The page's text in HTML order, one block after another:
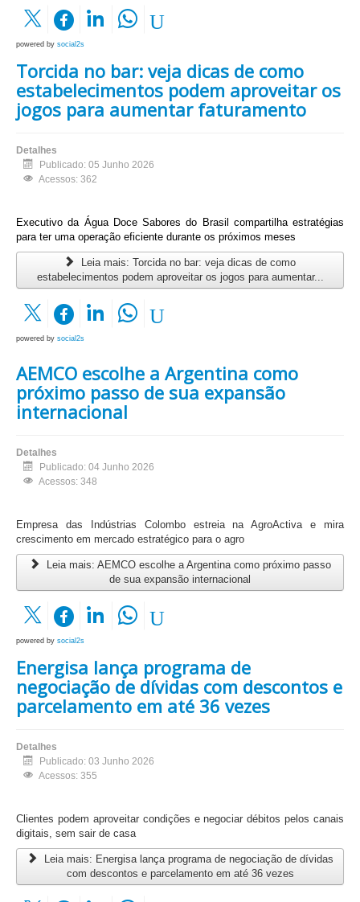
powered by social2s
Torcida no bar: veja dicas de como
estabelecimentos podem aproveitar os
jogos para aumentar faturamento
Detalhes
Publicado: 05 Junho 2026
Acessos: 362
Executivo da Água Doce Sabores do Brasil compartilha estratégias
para ter uma operação eficiente durante os próximos meses
Leia mais: Torcida no bar: veja dicas de como
estabelecimentos podem aproveitar os jogos para aumentar...
powered by social2s
AEMCO escolhe a Argentina como
próximo passo de sua expansão
internacional
Detalhes
Publicado: 04 Junho 2026
Acessos: 348
Empresa das Indústrias Colombo estreia na AgroActiva e mira
crescimento em mercado estratégico para o agro
Leia mais: AEMCO escolhe a Argentina como próximo passo
de sua expansão internacional
powered by social2s
Energisa lança programa de
negociação de dívidas com descontos e
parcelamento em até 36 vezes
Detalhes
Publicado: 03 Junho 2026
Acessos: 355
Clientes podem aproveitar condições e negociar débitos pelos canais
digitais, sem sair de casa
Leia mais: Energisa lança programa de negociação de dívidas
com descontos e parcelamento em até 36 vezes